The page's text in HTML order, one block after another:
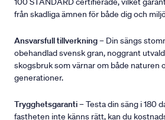
från skadliga ämnen för både dig och
Ansvarsfull tillverkning– Din sängs
obehandlad svensk gran, noggrant
skogsbruk som värnar om både naturen
generationer.
Trygghetsgaranti– Testa din säng i 180
fastheten inte känns rätt, kan du